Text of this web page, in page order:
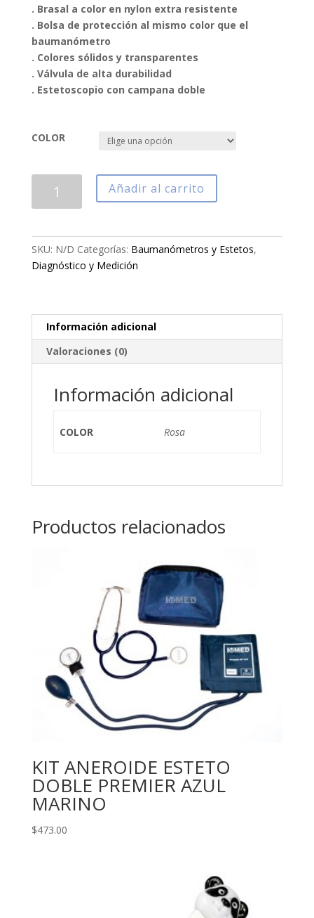
. Brasal a color en nylon extra resistente
. Bolsa de protección al mismo color que el
baumanómetro
. Colores sólidos y transparentes
. Válvula de alta durabilidad
. Estetoscopio con campana doble
COLOR
BAUMANÓMETRO
ROSA
cantidad
Añadir al carrito
SKU: N/D Categorías: Baumanómetros y Estetos,
Diagnóstico y Medición
Información adicional
Valoraciones (0)
Información adicional
COLOR Rosa
Productos relacionados
KIT ANEROIDE ESTETO
DOBLE PREMIER AZUL
MARINO
$473.00